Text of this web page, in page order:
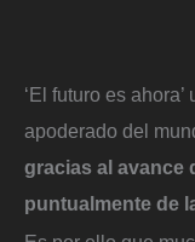
‘El futuro es
apoderado del
gracias al avance
puntualmente de